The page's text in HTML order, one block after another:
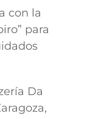
con la
para
Da